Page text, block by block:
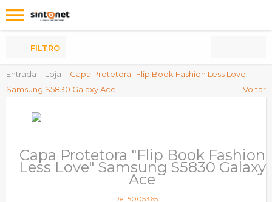
Entrada Loja
Capa Protetora "Flip Book Fashion Less Love"
Samsung S5830 Galaxy Ace
Voltar
FILTRO
Capa Protetora "Flip Book Fashion
Less Love" Samsung S5830 Galaxy
Ace
Ref:5005365